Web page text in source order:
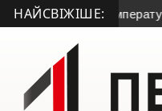
НАЙСВІЖІШЕ:
зафіксували